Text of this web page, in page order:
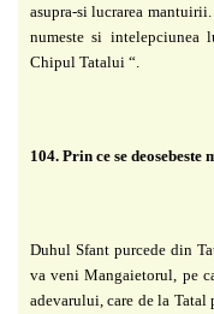
asupra-si lucrarea
numeste si intelepciunea
Chipul Tatalui “.
104. Prin ce se
Duhul Sfant purcede din
va veni Mangaietorul, pe
adevarului, care de la